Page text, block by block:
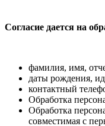
Согласие дается на
фамилия, имя,
даты рождения,
контактный
Обработка
Обработка
совместимая с